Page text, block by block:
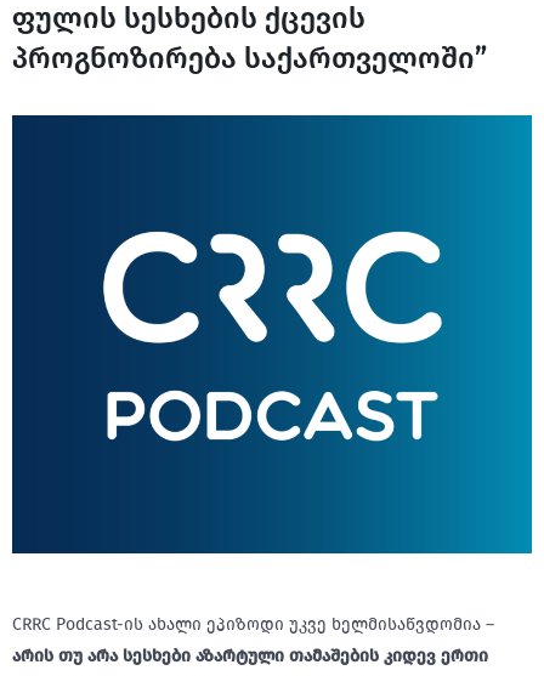
ფულის სესხების ქცევის
პროგნოზირება საქართველოში”
CRRC Podcast-ის ახალი ეპიზოდი უკვე ხელმისაწვდომია –
არის თუ არა სესხები აზარტული თამაშების კიდევ ერთი